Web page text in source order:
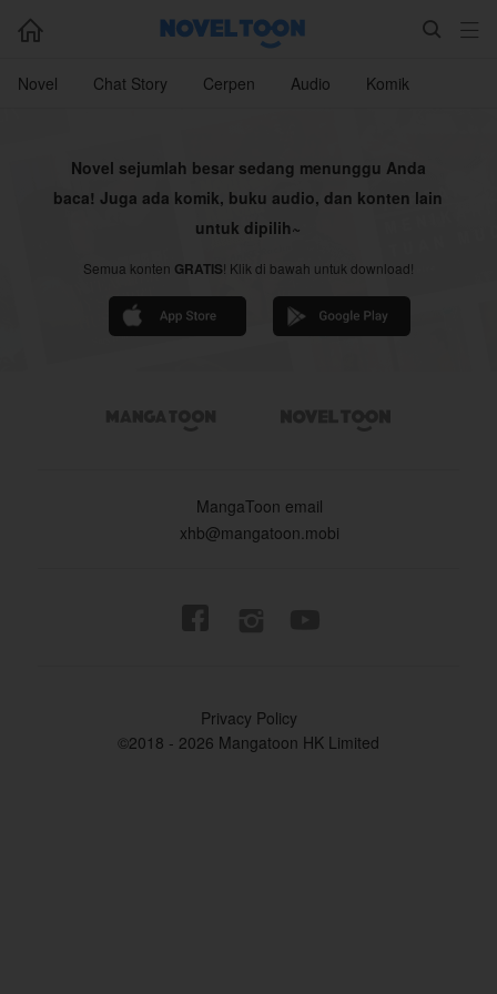
  
Novel Chat Story Cerpen Audio Komik
Novel sejumlah besar sedang menunggu Anda
baca! Juga ada komik, buku audio, dan konten lain
untuk dipilih~
Semua konten GRATIS! Klik di bawah untuk download!
MangaToon email
xhb@mangatoon.mobi
Privacy Policy
©2018 - 2026 Mangatoon HK Limited